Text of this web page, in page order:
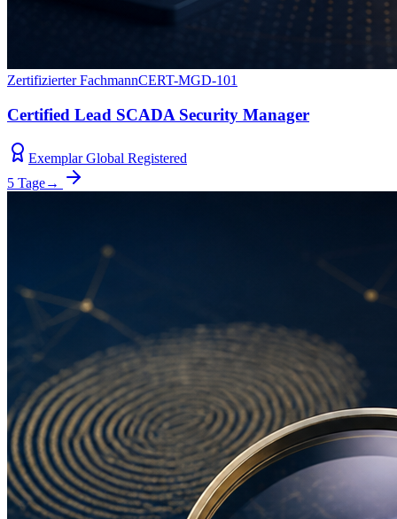
Zertifizierter FachmannCERT-MGD-101
Certified Lead SCADA Security Manager
Exemplar Global Registered
5 Tage→